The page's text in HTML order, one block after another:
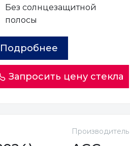
Без солнцезащитной
полосы
Подробнее
Запросить цену стекла
Производитель